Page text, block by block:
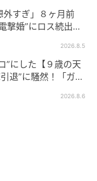
歴史巨編やハー
とりでしにた
まで、
ます
イツを纏って体
に笑いだけでな
外すぎ」８ヶ月前
撃婚”にロス続出！
2026.8.5
”にした【９歳の天
退”に騒然！「ガチ
2026.8.6